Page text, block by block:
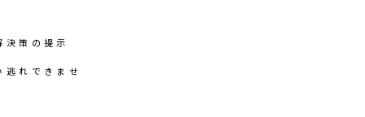
策の提示
れできませ